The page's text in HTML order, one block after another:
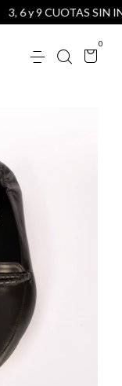
3, 6 y 9 CUOTAS SIN
0